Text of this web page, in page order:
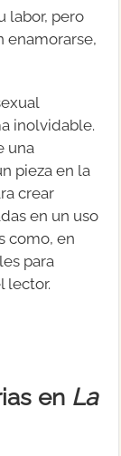
labor, pero
enamorarse,
inolvidable.
una
pieza en la
crear
en un uso
como, en
para
lector.
en La